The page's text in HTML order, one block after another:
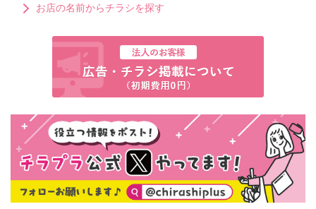
お店の名前からチラシを探す